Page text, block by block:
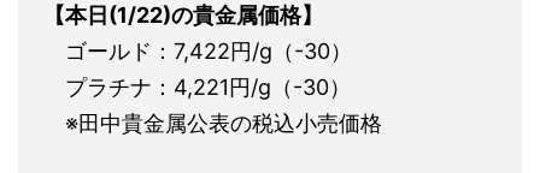
【本日(1/22)の貴金属価格】
ゴールド：7,422円/g（-30）
プラチナ：4,221円/g（-30）
※田中貴金属公表の税込小売価格